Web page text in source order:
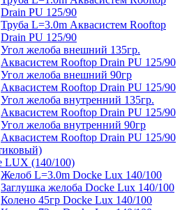
Drain PU 125/90
Труба L=3.0m Аквасистем Rooftop
Drain PU 125/90
Угол желоба внешний 135гр.
Аквасистем Rooftop Drain PU 125/90
Угол желоба внешний 90гр
Аквасистем Rooftop Drain PU 125/90
Угол желоба внутренний 135гр.
Аквасистем Rooftop Drain PU 125/90
Угол желоба внутренний 90гр
Аквасистем Rooftop Drain PU 125/90
LUX (140/100)
Желоб L=3.0m Docke Lux 140/100
Заглушка желоба Docke Lux 140/100
Колено 45гр Docke Lux 140/100